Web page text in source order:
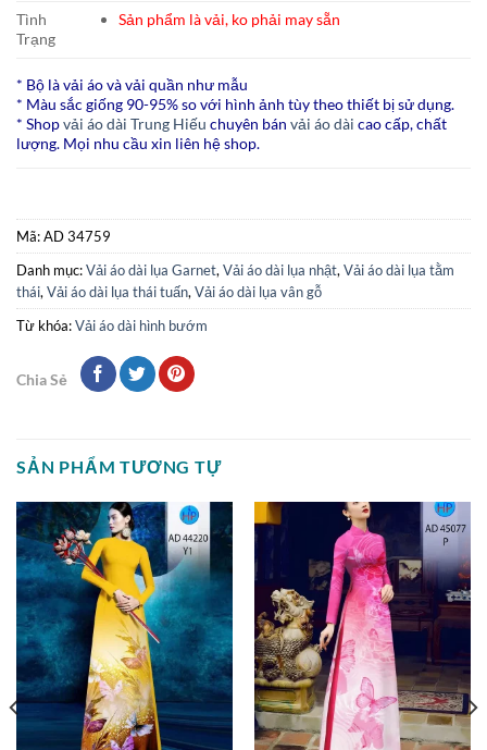
Tình
Trạng
Sản phẩm là vải, ko phải may sẵn
* Bộ là vải áo và vải quần như mẫu
* Màu sắc giống 90-95% so với hình ảnh tùy theo thiết bị sử dụng.
* Shopvải áo dài Trung Hiếu chuyên bán vải áo dài cao cấp, chất
lượng. Mọi nhu cầu xin liên hệ shop.
Mã:AD 34759
Danh mục:Vải áo dài lụa Garnet,Vải áo dài lụa nhật,Vải áo dài lụa tằm
thái,Vải áo dài lụa thái tuấn,Vải áo dài lụa vân gỗ
Từ khóa:Vải áo dài hình bướm
Chia Sẻ
SẢN PHẨM TƯƠNG TỰ